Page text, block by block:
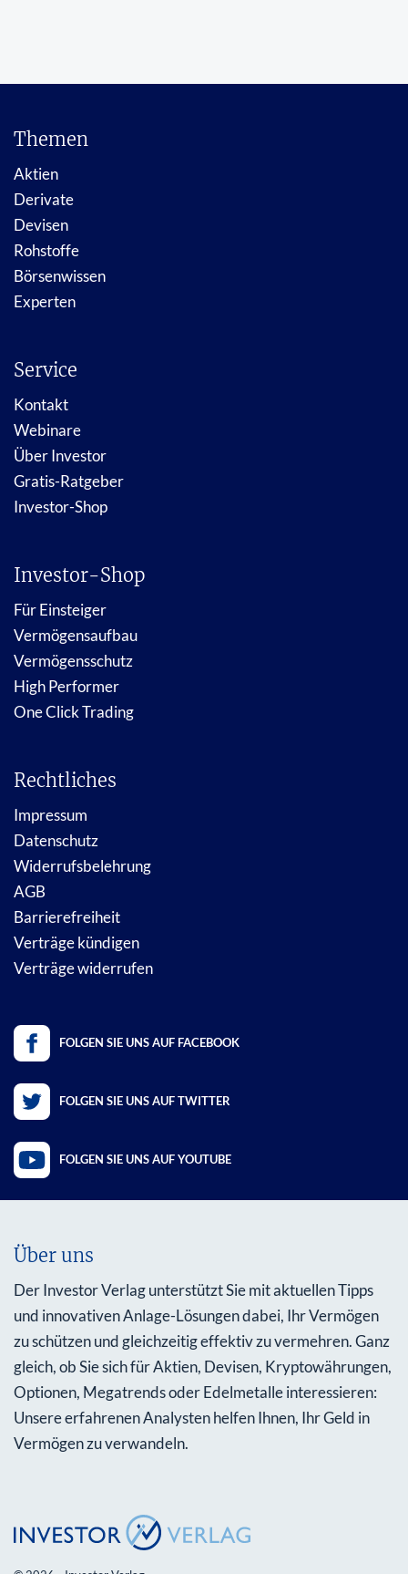
Themen
Aktien
Derivate
Devisen
Rohstoffe
Börsenwissen
Experten
Service
Kontakt
Webinare
Über Investor
Gratis-Ratgeber
Investor-Shop
Investor-Shop
Für Einsteiger
Vermögensaufbau
Vermögensschutz
High Performer
One Click Trading
Rechtliches
Impressum
Datenschutz
Widerrufsbelehrung
AGB
Barrierefreiheit
Verträge kündigen
Verträge widerrufen
FOLGEN SIE UNS AUF FACEBOOK
FOLGEN SIE UNS AUF TWITTER
FOLGEN SIE UNS AUF YOUTUBE
Über uns
Der Investor Verlag unterstützt Sie mit aktuellen Tipps
und innovativen Anlage-Lösungen dabei, Ihr Vermögen
zu schützen und gleichzeitig effektiv zu vermehren. Ganz
gleich, ob Sie sich für Aktien, Devisen, Kryptowährungen,
Optionen, Megatrends oder Edelmetalle interessieren:
Unsere erfahrenen Analysten helfen Ihnen, Ihr Geld in
Vermögen zu verwandeln.